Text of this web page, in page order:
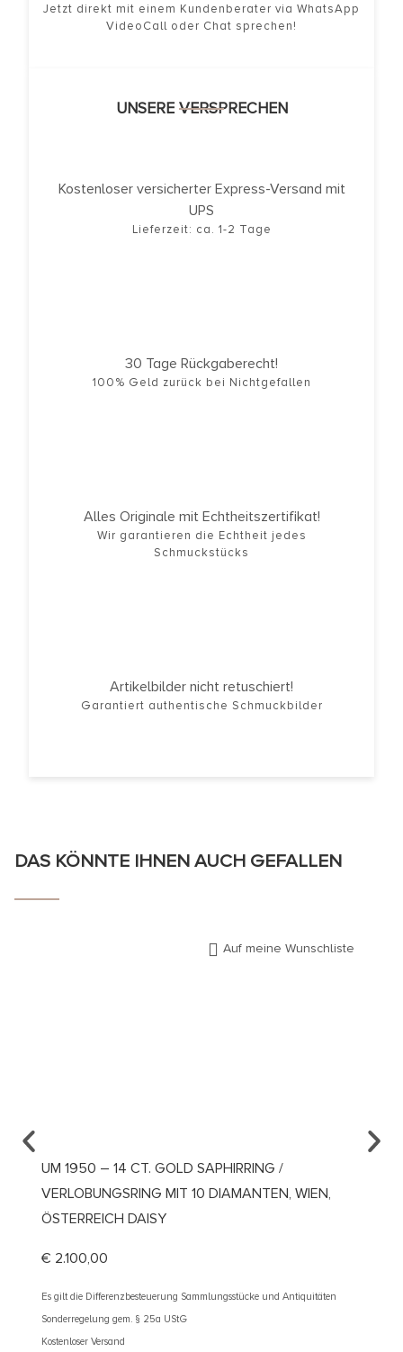
Jetzt direkt mit einem Kundenberater via WhatsApp
VideoCall oder Chat sprechen!
UNSERE VERSPRECHEN
Kostenloser versicherter Express-Versand mit
UPS
Lieferzeit: ca. 1-2 Tage
30 Tage Rückgaberecht!
100% Geld zurück bei Nichtgefallen
Alles Originale mit Echtheitszertifikat!
Wir garantieren die Echtheit jedes
Schmuckstücks
Artikelbilder nicht retuschiert!
Garantiert authentische Schmuckbilder
DAS KÖNNTE IHNEN AUCH GEFALLEN
Auf meine Wunschliste
UM 1950 – 14 CT. GOLD SAPHIRRING /
VERLOBUNGSRING MIT 10 DIAMANTEN, WIEN,
ÖSTERREICH DAISY
€ 2.100,00
Es gilt die Differenzbesteuerung Sammlungsstücke und Antiquitäten
Sonderregelung gem. § 25a UStG
Kostenloser Versand